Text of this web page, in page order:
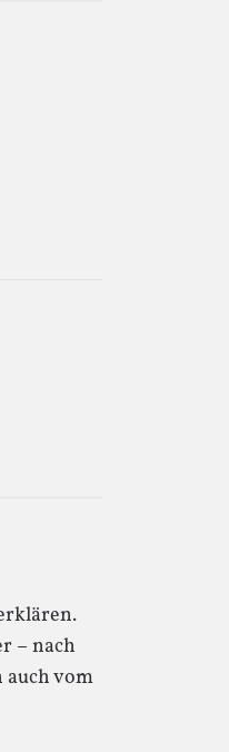
– nach
auch vom